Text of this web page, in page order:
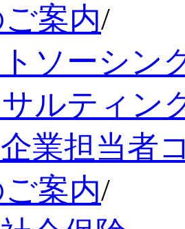
案内/
ソーシン
ルティン
業担当者
案内/